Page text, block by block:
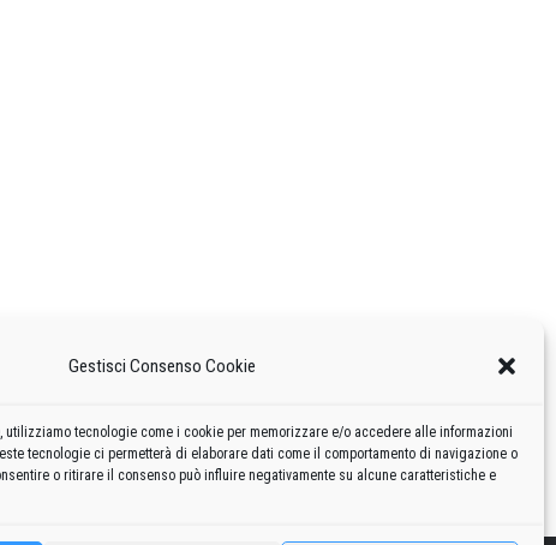
Gestisci Consenso Cookie
utilizziamo tecnologie come i cookie per memorizzare e/o accedere alle informazioni
tecnologie ci permetterà di elaborare dati come il comportamento di navigazione o
o ritirare il consenso può influire negativamente su alcune caratteristiche e